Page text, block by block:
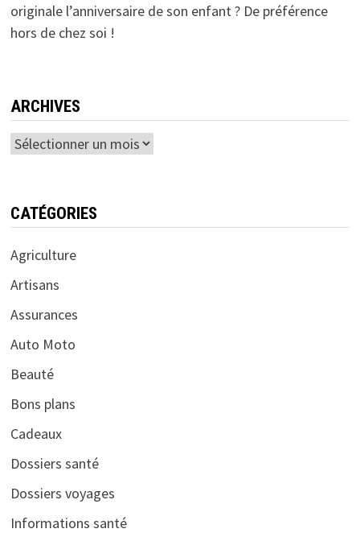
originale l’anniversaire de son enfant ? De préférence
hors de chez soi !
ARCHIVES
Archives
CATÉGORIES
Agriculture
Artisans
Assurances
Auto Moto
Beauté
Bons plans
Cadeaux
Dossiers santé
Dossiers voyages
Informations santé